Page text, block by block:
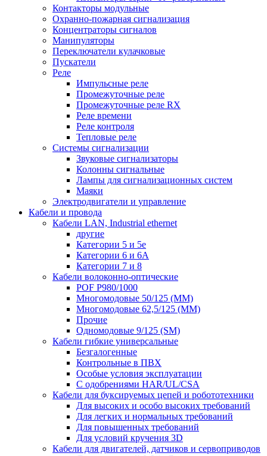
Контакторы модульные
Охранно-пожарная сигнализация
Концентраторы сигналов
Манипуляторы
Переключатели кулачковые
Пускатели
Реле
Импульсные реле
Промежуточные реле
Промежуточные реле RX
Реле времени
Реле контроля
Тепловые реле
Системы сигнализации
Звуковые сигнализаторы
Колонны сигнальные
Лампы для сигнализационных систем
Маяки
Электродвигатели и управление
Кабели и провода
Кабели LAN, Industrial ethernet
другие
Категории 5 и 5е
Категории 6 и 6A
Категории 7 и 8
Кабели волоконно-оптические
POF P980/1000
Многомодовые 50/125 (ММ)
Многомодовые 62,5/125 (ММ)
Прочие
Одномодовые 9/125 (SM)
Кабели гибкие универсальные
Безгалогенные
Контрольные в ПВХ
Особые условия эксплуатации
С одобрениями HAR/UL/CSA
Кабели для буксируемых цепей и робототехники
Для высоких и особо высоких требований
Для легких и нормальных требований
Для повышенных требований
Для условий кручения 3D
Кабели для двигателей, датчиков и сервоприводов